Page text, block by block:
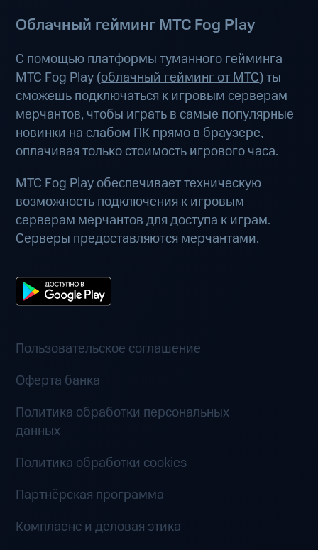
Облачный гейминг МТС Fog Play
С помощью платформы туманного гейминга
МТС Fog Play (облачный гейминг от МТС) ты
сможешь подключаться к игровым серверам
мерчантов, чтобы играть в самые популярные
новинки на слабом ПК прямо в браузере,
оплачивая только стоимость игрового часа.
МТС Fog Play обеспечивает техническую
возможность подключения к игровым
серверам мерчантов для доступа к играм.
Серверы предоставляются мерчантами.
Пользовательское соглашение
Оферта банка
Политика обработки персональных
данных
Политика обработки cookies
Партнёрская программа
Комплаенс и деловая этика